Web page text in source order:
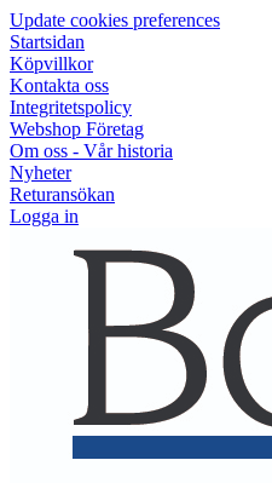
Update cookies preferences
Startsidan
Köpvillkor
Kontakta oss
Integritetspolicy
Webshop Företag
Om oss - Vår historia
Nyheter
Returansökan
Logga in